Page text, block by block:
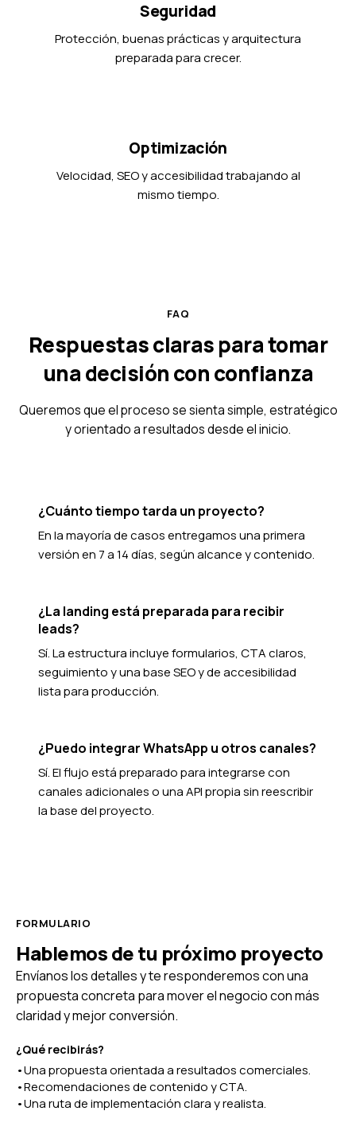
Seguridad
Protección, buenas prácticas y arquitectura
preparada para crecer.
Optimización
Velocidad, SEO y accesibilidad trabajando al
mismo tiempo.
FAQ
Respuestas claras para tomar
una decisión con confianza
Queremos que el proceso se sienta simple, estratégico
y orientado a resultados desde el inicio.
¿Cuánto tiempo tarda un proyecto?
En la mayoría de casos entregamos una primera
versión en 7 a 14 días, según alcance y contenido.
¿La landing está preparada para recibir
leads?
Sí. La estructura incluye formularios, CTA claros,
seguimiento y una base SEO y de accesibilidad
lista para producción.
¿Puedo integrar WhatsApp u otros canales?
Sí. El flujo está preparado para integrarse con
canales adicionales o una API propia sin reescribir
la base del proyecto.
FORMULARIO
Hablemos de tu próximo proyecto
Envíanos los detalles y te responderemos con una
propuesta concreta para mover el negocio con más
claridad y mejor conversión.
¿Qué recibirás?
Una propuesta orientada a resultados comerciales.
Recomendaciones de contenido y CTA.
Una ruta de implementación clara y realista.